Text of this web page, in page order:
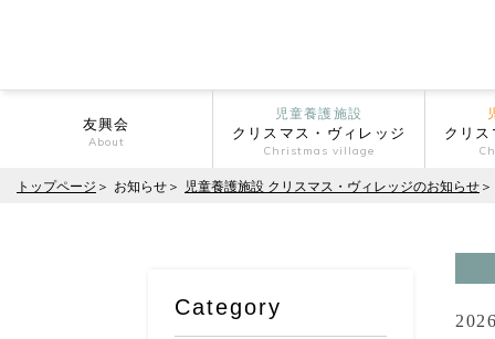
友興会
About
児童養護施設
クリスマス・ヴィレッジ
Christmas village
クリス
トップページ お知らせ 児童養護施設 クリスマス・ヴィレッジのお知らせ
Category